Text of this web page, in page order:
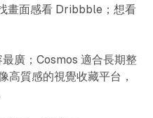
畫面感看 Dribbble；想看
廣；Cosmos 適合長期整
高質感的視覺收藏平台，